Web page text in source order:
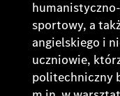
sportowy, a
angielskiego i
uczniowie,
politechniczny